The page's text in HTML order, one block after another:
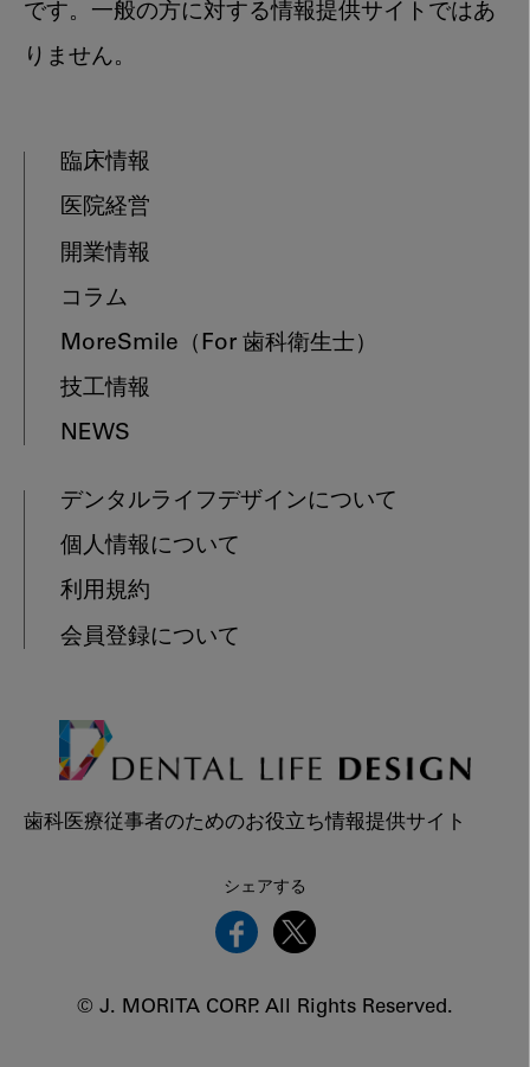
です。一般の方に対する情報提供サイトではあ
りません。
臨床情報
医院経営
開業情報
コラム
MoreSmile （For 歯科衛生士）
技工情報
NEWS
デンタルライフデザインについて
個人情報について
利用規約
会員登録について
歯科医療従事者のためのお役立ち情報提供サイト
シェアする
© J. MORITA CORP. All Rights Reserved.